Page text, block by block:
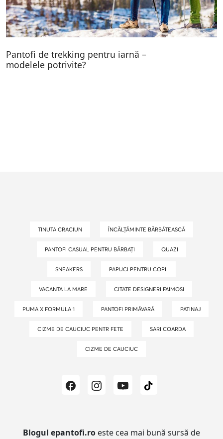
Pantofi de trekking pentru iarnă –
modelele potrivite?
TINUTA CRACIUN ÎNCĂLȚĂMINTE BĂRBĂTEASCĂ
PANTOFI CASUAL PENTRU BĂRBAȚI QUAZI
SNEAKERS PAPUCI PENTRU COPII
VACANTA LA MARE CITATE DESIGNERI FAIMOSI
PUMA X FORMULA 1 PANTOFI PRIMĂVARĂ PATINAJ
CIZME DE CAUCIUC PENTR FETE SARI COARDA
CIZME DE CAUCIUC
Blogul epantofi.ro este cea mai bună sursă de